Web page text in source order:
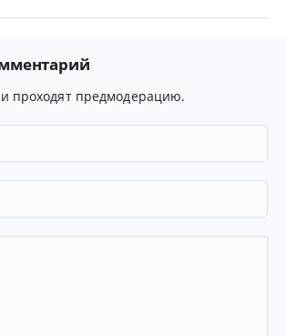
проходят предмодерацию.